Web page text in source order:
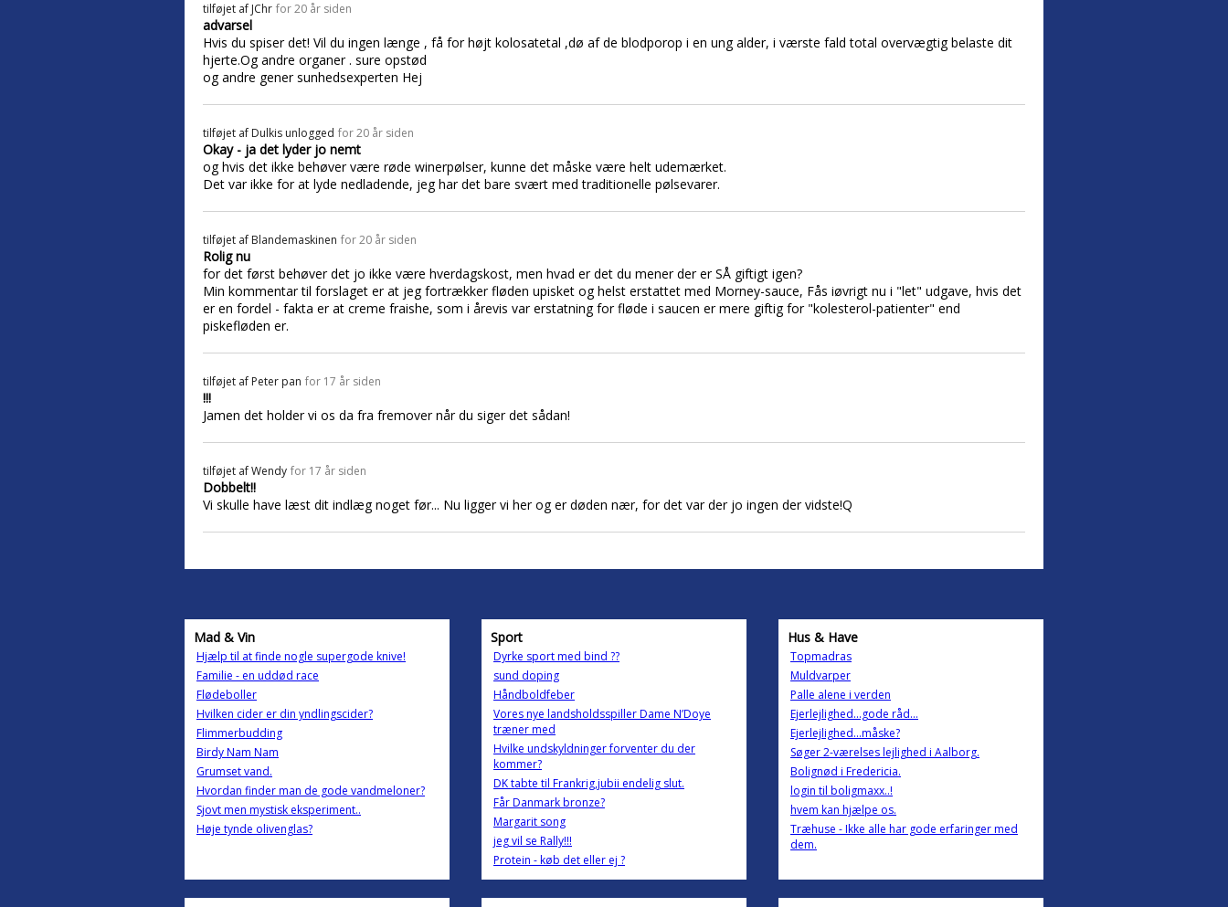
tilføjet af JChr for 20 år siden
advarsel
Hvis du spiser det! Vil du ingen længe , få for højt kolosatetal ,dø af de blodporop i en ung alder, i værste fald total overvægtig belaste dit
hjerte.Og andre organer . sure opstød
og andre gener sunhedsexperten Hej
tilføjet af Dulkis unlogged for 20 år siden
Okay - ja det lyder jo nemt
og hvis det ikke behøver være røde winerpølser, kunne det måske være helt udemærket.
Det var ikke for at lyde nedladende, jeg har det bare svært med traditionelle pølsevarer.
tilføjet af Blandemaskinen for 20 år siden
Rolig nu
for det først behøver det jo ikke være hverdagskost, men hvad er det du mener der er SÅ giftigt igen?
Min kommentar til forslaget er at jeg fortrækker fløden upisket og helst erstattet med Morney-sauce, Fås iøvrigt nu i "let" udgave, hvis det
er en fordel - fakta er at creme fraishe, som i årevis var erstatning for fløde i saucen er mere giftig for "kolesterol-patienter" end
piskefløden er.
tilføjet af Peter pan for 17 år siden
!!!
Jamen det holder vi os da fra fremover når du siger det sådan!
tilføjet afWendy for 17 år siden
Dobbelt!!
Vi skulle have læst dit indlæg noget før... Nu ligger vi her og er døden nær, for det var der jo ingen der vidste!Q
Mad & Vin
Hjælp til at finde nogle supergode knive!
Familie - en uddød race
Flødeboller
Hvilken cider er din yndlingscider?
Flimmerbudding
Birdy Nam Nam
Grumset vand.
Hvordan finder man de gode vandmeloner?
Sjovt men mystisk eksperiment..
Høje tynde olivenglas?
Sport
Dyrke sport med bind ??
sund doping
Håndboldfeber
Vores nye landsholdsspiller Dame N’Doye
træner med
Hvilke undskyldninger forventer du der
kommer?
DK tabte til Frankrig,jubii endelig slut.
Får Danmark bronze?
Margarit song
jeg vil se Rally!!!
Protein - køb det eller ej ?
Hus & Have
Topmadras
Muldvarper
Palle alene i verden
Ejerlejlighed...gode råd...
Ejerlejlighed...måske?
Søger 2-værelses lejlighed i Aalborg.
Bolignød i Fredericia.
login til boligmaxx..!
hvem kan hjælpe os.
Træhuse - Ikke alle har gode erfaringer med
dem.